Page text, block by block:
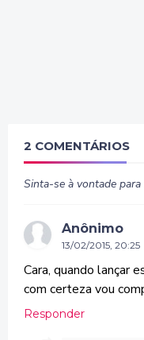
2 COMENTÁRIOS
Sinta-se à vontade para
Anônimo
13/02/2015, 20:25
Cara, quando lançar
com certeza vou
Responder